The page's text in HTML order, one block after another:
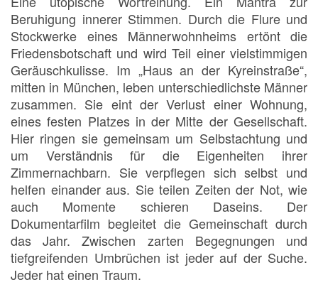
Beruhigung innerer Stimmen. Durch die Flure und
Stockwerke eines Männerwohnheims ertönt die
Friedensbotschaft und wird Teil einer vielstimmigen
Geräuschkulisse. Im „Haus an der Kyreinstraße“,
mitten in München, leben unterschiedlichste Männer
zusammen. Sie eint der Verlust einer Wohnung,
eines festen Platzes in der Mitte der Gesellschaft.
Hier ringen sie gemeinsam um Selbstachtung und
um Verständnis für die Eigenheiten ihrer
Zimmernachbarn. Sie verpflegen sich selbst und
helfen einander aus. Sie teilen Zeiten der Not, wie
auch Momente schieren Daseins. Der
Dokumentarfilm begleitet die Gemeinschaft durch
das Jahr. Zwischen zarten Begegnungen und
tiefgreifenden Umbrüchen ist jeder auf der Suche.
Jeder hat einen Traum.